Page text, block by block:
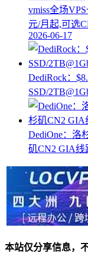
vmiss全场
元/月起,可选
2026-06-17
DediRock：
SSD/
DediOne：洛
矶CN2 GIA线
本站仅分享信息，